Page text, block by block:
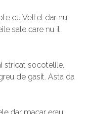
cu Vettel dar nu
sale care nu il
stricat socotelile.
de gasit. Asta da